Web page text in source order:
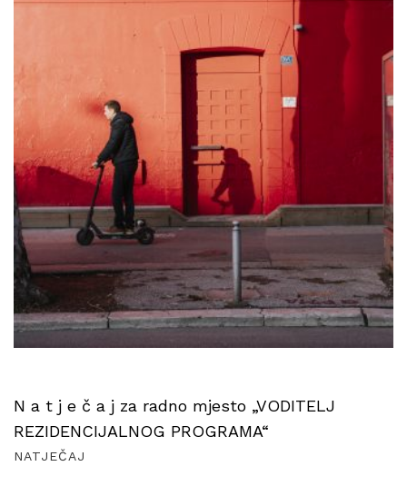
N a t j e č a j za radno mjesto „VODITELJ
REZIDENCIJALNOG PROGRAMA“
NATJEČAJ